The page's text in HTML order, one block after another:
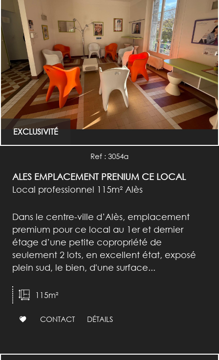
EXCLUSIVITÉ
Ref : 3054a
ALES EMPLACEMENT PRENIUM CE LOCAL
Local professionnel 115m² Alès
Dans le centre-ville d’Alès, emplacement
premium pour ce local au 1er et dernier
étage d’une petite copropriété de
seulement 2 lots, en excellent état, exposé
plein sud, le bien, d'une surface...
115m²
CONTACT DÉTAILS